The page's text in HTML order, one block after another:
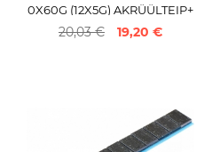
0X60G (12X5G) AKRÜÜLTEIP+
TERAS+PULBERMUST JBM*
20,03 € 19,20 €